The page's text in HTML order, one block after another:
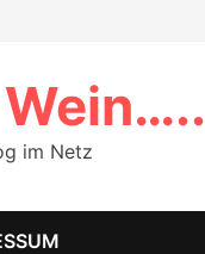
im Netz